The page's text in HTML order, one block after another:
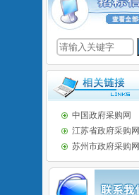
中国政府采购网
江苏省政府采购网
苏州市政府采购网